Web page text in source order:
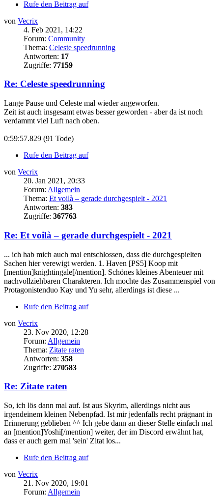
Rufe den Beitrag auf
von Vecrix
4. Feb 2021, 14:22
Forum: Community
Thema: Celeste speedrunning
Antworten: 17
Zugriffe: 77159
Re: Celeste speedrunning
Lange Pause und Celeste mal wieder angeworfen.
Zeit ist auch insgesamt etwas besser geworden - aber da ist noch
verdammt viel Luft nach oben.
0:59:57.829 (91 Tode)
Rufe den Beitrag auf
von Vecrix
20. Jan 2021, 20:33
Forum: Allgemein
Thema: Et voilà – gerade durchgespielt - 2021
Antworten: 383
Zugriffe: 367763
Re: Et voilà – gerade durchgespielt - 2021
... ich hab mich auch mal entschlossen, dass die durchgespielten
Sachen hier verewigt werden. 1. Haven [PS5] Koop mit
[mention]knightingale[/mention]. Schönes kleines Abenteuer mit
nachvollziehbaren Charakteren. Ich mochte das Zusammenspiel von
Protagonistenduo Kay und Yu sehr, allerdings ist diese ...
Rufe den Beitrag auf
von Vecrix
23. Nov 2020, 12:28
Forum: Allgemein
Thema: Zitate raten
Antworten: 358
Zugriffe: 270583
Re: Zitate raten
So, ich lös dann mal auf. Ist aus Skyrim, allerdings nicht aus
irgendeinem kleinen Nebenpfad. Ist mir jedenfalls recht prägnant in
Erinnerung geblieben ^^ Ich gebe dann an dieser Stelle einfach mal
an [mention]Yoshi[/mention] weiter, der im Discord erwähnt hat,
dass er auch gern mal 'sein' Zitat los...
Rufe den Beitrag auf
von Vecrix
21. Nov 2020, 19:01
Forum: Allgemein